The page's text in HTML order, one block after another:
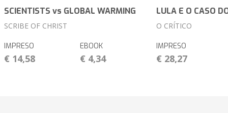
SCIENTISTS vs GLOBAL WARMING
SCRIBE OF CHRIST
IMPRESO
€ 14,58
EBOOK
€ 4,34
LULA E O CASO
O CRÍTICO
IMPRESO
€ 28,27